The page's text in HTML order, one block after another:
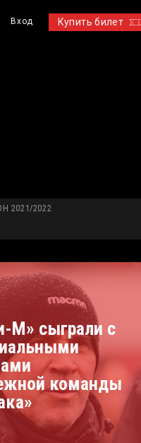
Купить билет
Вход
2021/2022
М» сыграли с
команды